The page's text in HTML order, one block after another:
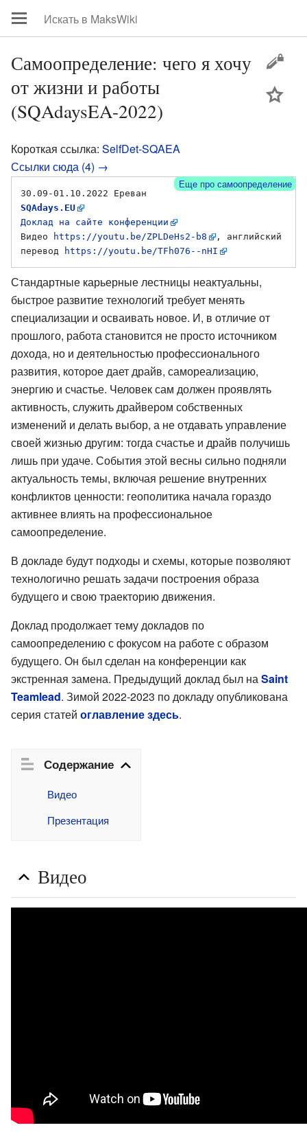
Самоопределение: чего я хочу
от жизни и работы
(SQAdaysEA-2022)
Короткая ссылка: SelfDet-SQAEA
Ссылки сюда (4) →
Еще про самоопределение
SQAdays.EU
Доклад на сайте конференции
Видео
https://youtu.be/ZPLDeHs2-b8
, английский
перевод
https://youtu.be/TFh076--nHI
Стандартные карьерные лестницы неактуальны,
быстрое развитие технологий требует менять
специализации и осваивать новое. И, в отличие от
прошлого, работа становится не просто источником
дохода, но и деятельностью профессионального
развития, которое дает драйв, самореализацию,
энергию и счастье. Человек сам должен проявлять
активность, служить драйвером собственных
изменений и делать выбор, а не отдавать управление
своей жизнью другим: тогда счастье и драйв получишь
лишь при удаче. События этой весны сильно подняли
актуальность темы, включая решение внутренних
конфликтов ценности: геополитика начала гораздо
активнее влиять на профессиональное
самоопределение.
В докладе будут подходы и схемы, которые позволяют
технологично решать задачи построения образа
будущего и свою траекторию движения.
Доклад продолжает тему докладов по
самоопределению с фокусом на работе с образом
будущего. Он был сделан на конференции как
экстренная замена. Предыдущий доклад был наSaint
Teamlead. Зимой 2022-2023 по докладу опубликована
серия статей оглавление здесь.
Содержание
Видео
Презентация
Видео